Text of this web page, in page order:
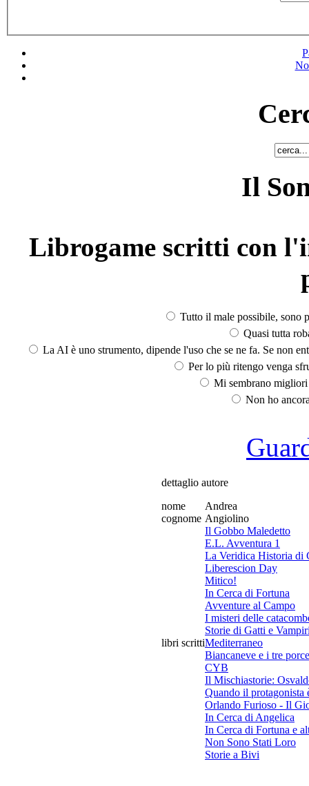
Il
Librogame scritti con
Tutto il male possibile, sono
Quasi tutta
La AI è uno strumento, dipende l'uso che se ne fa. Se non
Per lo più ritengo venga
Mi sembrano
Non ho
dettaglio autore
nome
Andrea
cognome Angiolino
libri scritti
Il Gobbo Maledetto
E.L. Avventura 1
La Veridica Historia di
Liberescion Day
Mitico!
In Cerca di Fortuna
Avventure al Campo
I misteri delle
Storie di Gatti e
Mediterraneo
Biancaneve e i tre
CYB
Il Mischiastorie:
Quando il protagonista
Orlando Furioso - Il
In Cerca di Angelica
In Cerca di Fortuna e
Non Sono Stati Loro
Storie a Bivi